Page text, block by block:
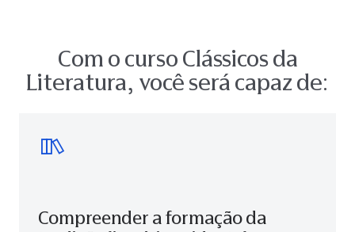
Com o curso Clássicos da
Literatura, você será capaz de:
Compreender a formação da